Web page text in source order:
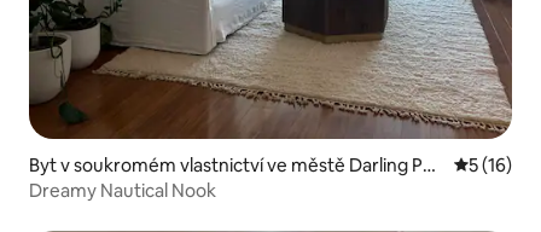
Byt v soukromém vlastnictví ve městě Darling Poi
nt
Průměrné
5 (16)
Dreamy Nautical Nook